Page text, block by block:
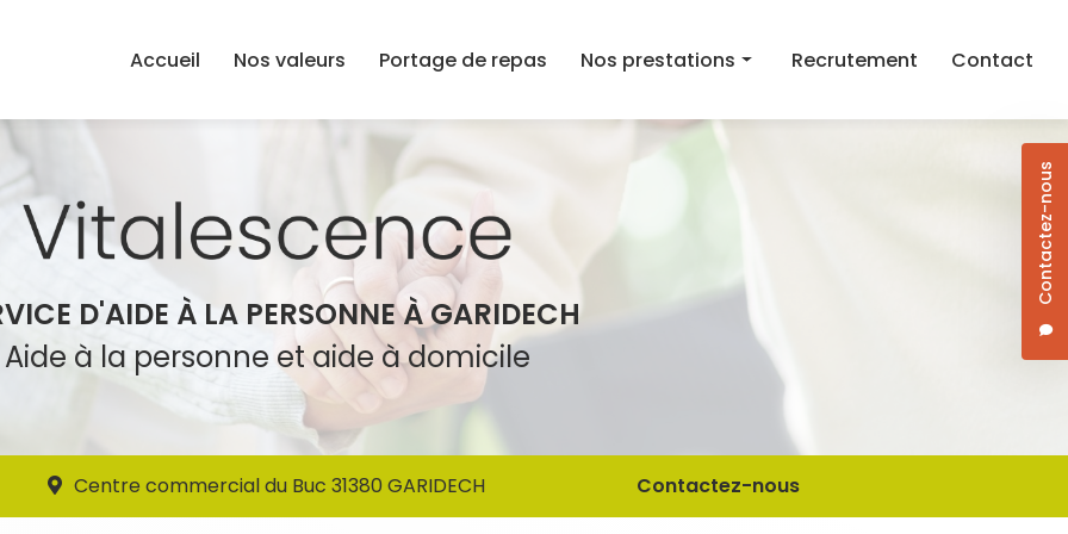
Contactez-nous
Accueil
Nos valeurs Portage de repas Nos prestations
Aide au maintien à domicile
Aide à la mobilité
Jardinage/Bricolage
Recrutement Contact
D'AIDE À LA PERSONNE À GARIDECH
Aide à la personne et aide à domicile
Centre commercial du Buc 31380 GARIDECH Contactez-nous